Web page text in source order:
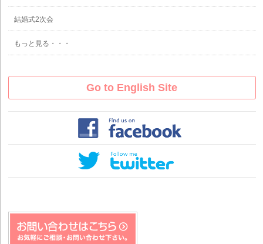
結婚式2次会
もっと見る・・・
Go to English Site